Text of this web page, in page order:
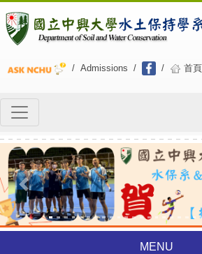
/ Admissions / / 首頁
Previous
MENU